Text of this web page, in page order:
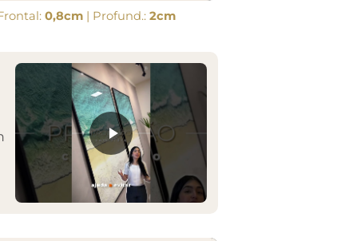
0,8cm | Profund.:2cm